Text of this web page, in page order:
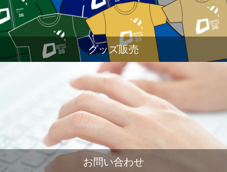
グッズ販売
お問い合わせ